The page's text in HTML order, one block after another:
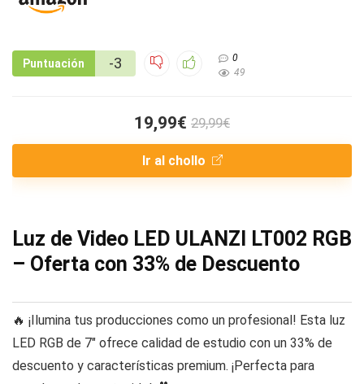
Puntuación -3
0
49
19,99€ 29,99€
Ir al chollo
Luz de Video LED ULANZI LT002 RGB
– Oferta con 33% de Descuento
🔥 ¡Ilumina tus producciones como un profesional! Esta luz
LED RGB de 7″ ofrece calidad de estudio con un 33% de
descuento y características premium. ¡Perfecta para